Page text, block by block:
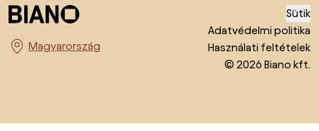
Ország megváltoztatása
Sütik
Adatvédelmi politika
Használati feltételek
© 2026 Biano kft.